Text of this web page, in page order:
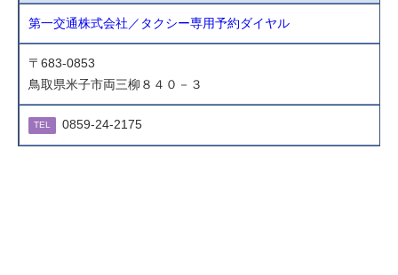
第一交通株式会社／タクシー専用予約ダイヤル
〒683-0853
鳥取県米子市両三柳８４０－３
TEL 0859-24-2175